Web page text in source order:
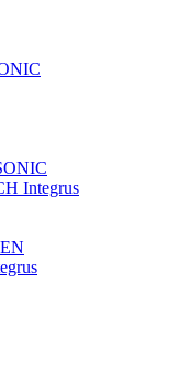
Integrus